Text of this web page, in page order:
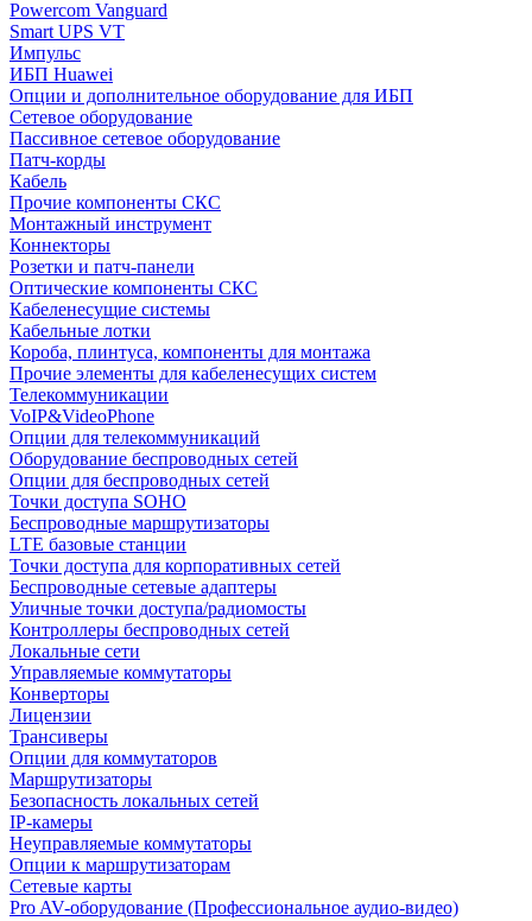
Powercom Vanguard
Smart UPS VT
Импульс
ИБП Huawei
Опции и дополнительное оборудование для ИБП
Сетевое оборудование
Пассивное сетевое оборудование
Патч-корды
Кабель
Прочие компоненты СКС
Монтажный инструмент
Коннекторы
Розетки и патч-панели
Оптические компоненты СКС
Кабеленесущие системы
Кабельные лотки
Короба, плинтуса, компоненты для монтажа
Прочие элементы для кабеленесущих систем
Телекоммуникации
VoIP&VideoPhone
Опции для телекоммуникаций
Оборудование беспроводных сетей
Опции для беспроводных сетей
Точки доступа SOHO
Беспроводные маршрутизаторы
LTE базовые станции
Точки доступа для корпоративных сетей
Беспроводные сетевые адаптеры
Уличные точки доступа/радиомосты
Контроллеры беспроводных сетей
Локальные сети
Управляемые коммутаторы
Конверторы
Лицензии
Трансиверы
Опции для коммутаторов
Маршрутизаторы
Безопасность локальных сетей
IP-камеры
Неуправляемые коммутаторы
Опции к маршрутизаторам
Сетевые карты
Pro AV-оборудование (Профессиональное аудио-видео)